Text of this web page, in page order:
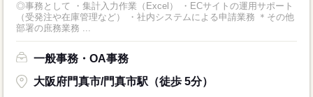
◎事務として ・集計入力作業（Excel） ・ECサイトの運用サポート
（受発注や在庫管理など） ・社内システムによる申請業務 ＊その他
部署の庶務業務 ...
一般事務・OA事務
大阪府門真市/門真市駅（徒歩 5分）